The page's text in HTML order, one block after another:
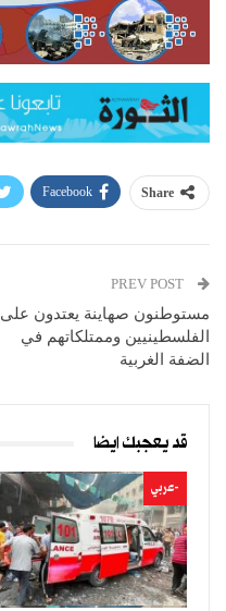
Share
Facebook
مستوطنون صهاينة يعتدون على
الفلسطينيين وممتلكاتهم في
الضفة الغربية
قد يعجبك ايضا
-عربي